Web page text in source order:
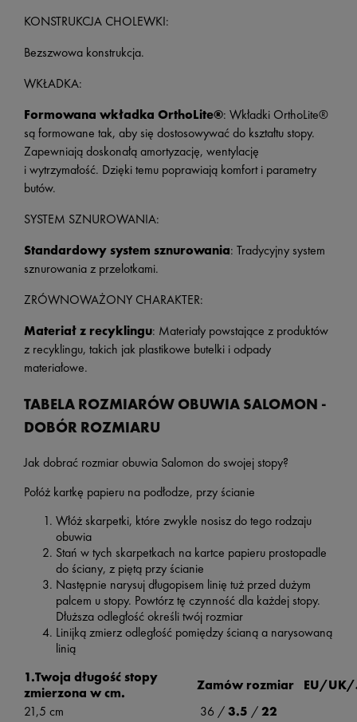
KONSTRUKCJA CHOLEWKI:
Bezszwowa konstrukcja.
WKŁADKA:
Formowana wkładka OrthoLite®: Wkładki OrthoLite®
są formowane tak, aby się dostosowywać do kształtu stopy.
Zapewniają doskonałą amortyzację, wentylację
i wytrzymałość. Dzięki temu poprawiają komfort i parametry
butów.
SYSTEM SZNUROWANIA:
Standardowy system sznurowania: Tradycyjny system
sznurowania z przelotkami.
ZRÓWNOWAŻONY CHARAKTER:
Materiał z recyklingu: Materiały powstające z produktów
z recyklingu, takich jak plastikowe butelki i odpady
materiałowe.
TABELA ROZMIARÓW OBUWIA SALOMON -
DOBÓR ROZMIARU
Jak dobrać rozmiar obuwia Salomon do swojej stopy?
Połóż kartkę papieru na podłodze, przy ścianie
Włóż skarpetki, które zwykle nosisz do tego rodzaju
obuwia
Stań w tych skarpetkach na kartce papieru prostopadle
do ściany, z piętą przy ścianie
Następnie narysuj długopisem linię tuż przed dużym
palcem u stopy. Powtórz tę czynność dla każdej stopy.
Dłuższa odległość określi twój rozmiar
Linijką zmierz odległość pomiędzy ścianą a narysowaną
linią
1.Twoja długość stopy
zmierzona w cm.
Zamów rozmiar EU/UK/
21,5 cm
36 /3.5 /22